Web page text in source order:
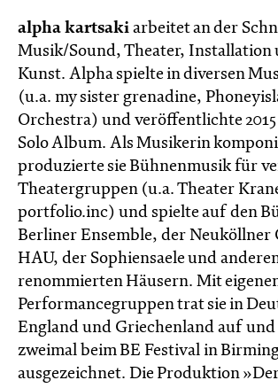
alpha kartsaki arbeitet an der
Musik/Sound, Theater, Installation
Kunst. Alpha spielte in diversen
(u.a. my sister grenadine,
Orchestra) und veröffentlichte
Solo Album. Als Musikerin
produzierte sie Bühnenmusik für
Theatergruppen (u.a. Theater
portfolio.inc) und spielte auf den
Berliner Ensemble, der Neuköllner
HAU, der Sophiensaele und
renommierten Häusern. Mit
Performancegruppen trat sie in
England und Griechenland auf
zweimal beim BE Festival in
ausgezeichnet. Die Produktion